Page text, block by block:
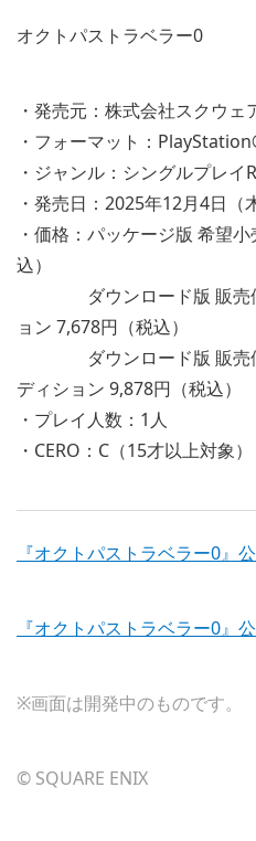
オクトパストラベラー0
・発売元：株式会社スクウェ
・フォーマット：
・ジャンル：シングルプレイ
・発売日：2025年12月4日（
・価格：パッケージ版 希望
込）
ダウンロード版 販売価
ョン 7,678円（税込）
ダウンロード版 販売価
ディション 9,878円（税込）
・プレイ人数：1人
・CERO：C（15才以上対象）
『オクトパストラベラー0』
『オクトパストラベラー0』
※画面は開発中のものです。
© SQUARE ENIX